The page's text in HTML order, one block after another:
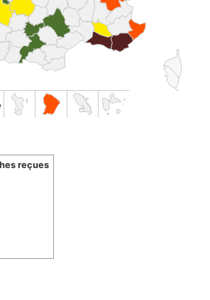
reçues